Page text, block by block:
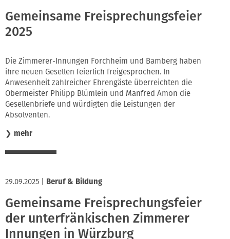
Gemeinsame Freisprechungsfeier
2025
Die Zimmerer-Innungen Forchheim und Bamberg haben
ihre neuen Gesellen feierlich freigesprochen. In
Anwesenheit zahlreicher Ehrengäste überreichten die
Obermeister Philipp Blümlein und Manfred Amon die
Gesellenbriefe und würdigten die Leistungen der
Absolventen.
❯ mehr
29.09.2025 Beruf & Bildung
Gemeinsame Freisprechungsfeier
der unterfränkischen Zimmerer
Innungen in Würzburg